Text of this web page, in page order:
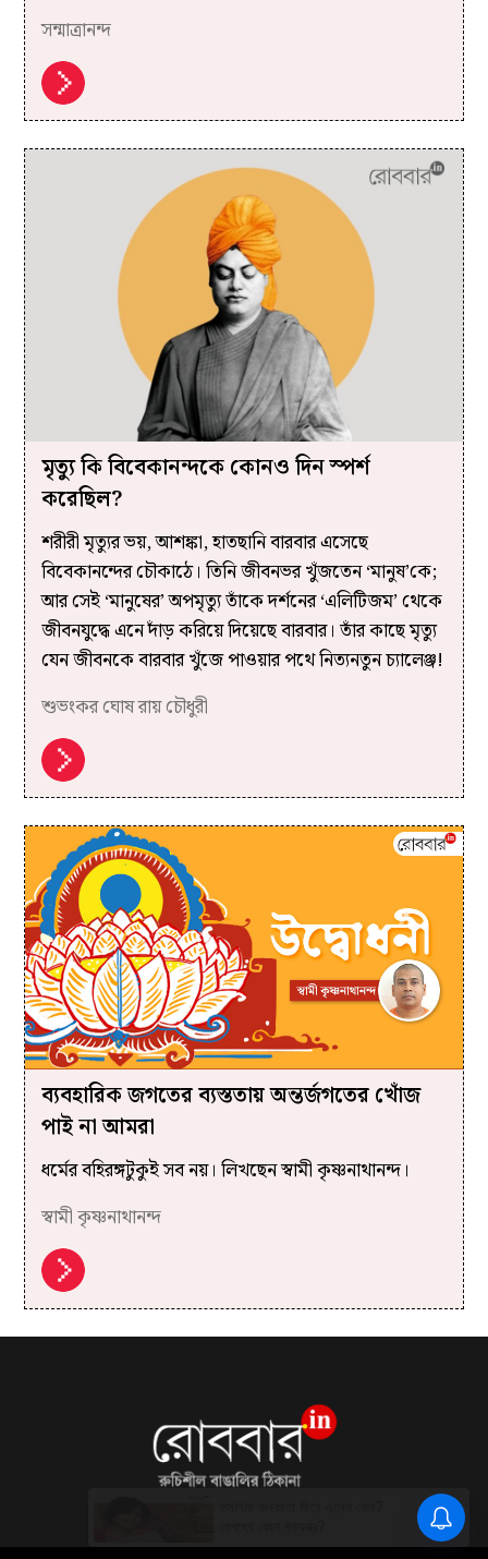
সন্মাত্রানন্দ
মৃত্যু কি বিবেকানন্দকে কোনও দিন স্পর্শ
করেছিল?
শরীরী মৃত্যুর ভয়, আশঙ্কা, হাতছানি বারবার এসেছে
বিবেকানন্দের চৌকাঠে। তিনি জীবনভর খুঁজতেন ‘মানুষ’কে;
আর সেই ‘মানুষের’ অপমৃত্যু তাঁকে দর্শনের ‘এলিটিজম’ থেকে
জীবনযুদ্ধে এনে দাঁড় করিয়ে দিয়েছে বারবার। তাঁর কাছে মৃত্যু
যেন জীবনকে বারবার খুঁজে পাওয়ার পথে নিত্যনতুন চ্যালেঞ্জ!
শুভংকর ঘোষ রায় চৌধুরী
ব্যবহারিক জগতের ব্যস্ততায় অন্তর্জগতের খোঁজ
পাই না আমরা
ধর্মের বহিরঙ্গটুকুই সব নয়। লিখছেন স্বামী কৃষ্ণনাথানন্দ।
স্বামী কৃষ্ণনাথানন্দ